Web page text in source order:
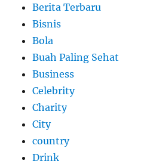
Berita Terbaru
Bisnis
Bola
Buah Paling Sehat
Business
Celebrity
Charity
City
country
Drink